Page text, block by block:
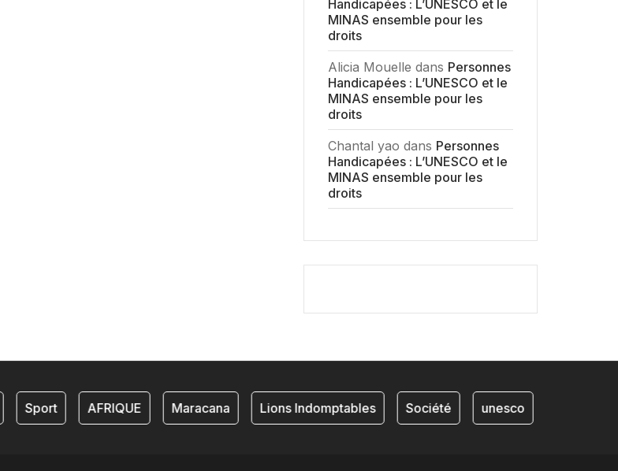
Handicapées : L’UNESCO et le
MINAS ensemble pour les
droits
Alicia Mouelle dans Personnes
Handicapées : L’UNESCO et le
MINAS ensemble pour les
droits
Chantal yao dans Personnes
Handicapées : L’UNESCO et le
MINAS ensemble pour les
droits
Sport AFRIQUE Maracana Lions Indomptables Société unesco